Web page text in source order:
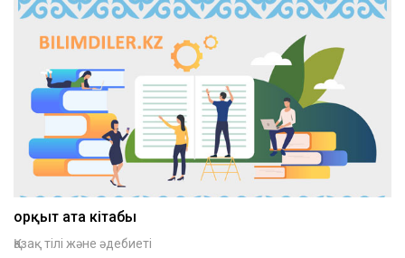
Қорқыт ата кітабы
Қазақ тілі және әдебиеті